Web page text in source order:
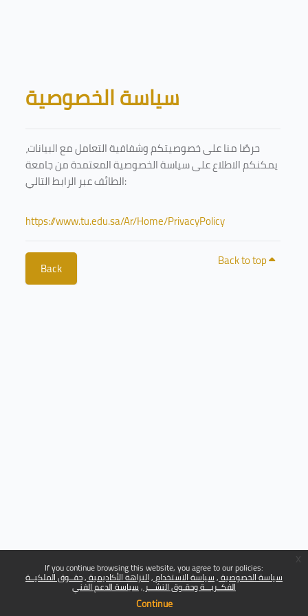
If you continue browsing this website, you agree to our policies:
سياسة الخصوصية سياسة الاستخدام النزاهة الأكاديمية حقــوق الملكيــة
الفكــريـــة وحقـوق النشـــر سياسة الدعم الفني
Continue
Blocks
سياسة الخصوصية
حرصًا منا على خصوصيتكم وشفافية التعامل مع البيانات،
يمكنكم الاطلاع على سياسة الخصوصية المعتمدة من جامعة
الطائف عبر الرابط التالي:
https://www.tu.edu.sa/Ar/Home/PrivacyPolicy
Back Back to top